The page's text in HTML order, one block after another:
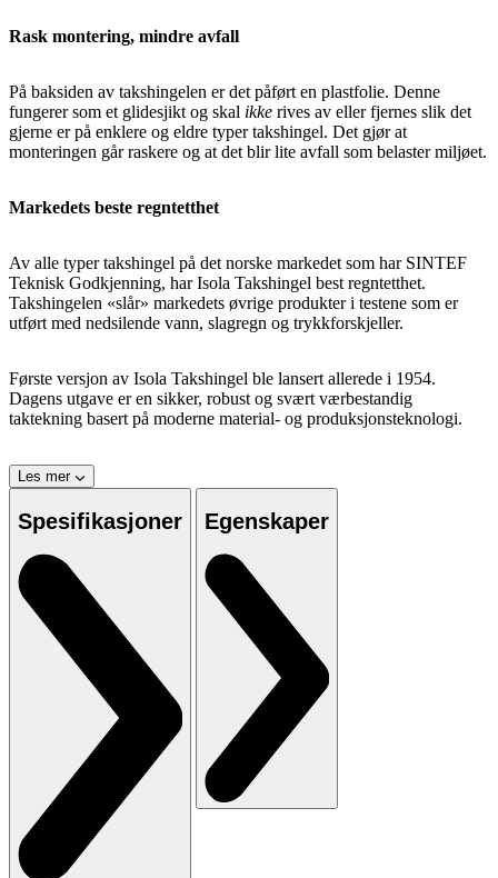
Rask montering, mindre avfall
På baksiden av takshingelen er det påført en plastfolie. Denne
fungerer som et glidesjikt og skal ikke rives av eller fjernes slik det
gjerne er på enklere og eldre typer takshingel. Det gjør at
monteringen går raskere og at det blir lite avfall som belaster miljøet.
Markedets beste regntetthet
Av alle typer takshingel på det norske markedet som har SINTEF
Teknisk Godkjenning, har Isola Takshingel best regntetthet.
Takshingelen «slår» markedets øvrige produkter i testene som er
utført med nedsilende vann, slagregn og trykkforskjeller.
Første versjon av Isola Takshingel ble lansert allerede i 1954.
Dagens utgave er en sikker, robust og svært værbestandig
taktekning basert på moderne material- og produksjonsteknologi.
Les mer
Spesifikasjoner Egenskaper